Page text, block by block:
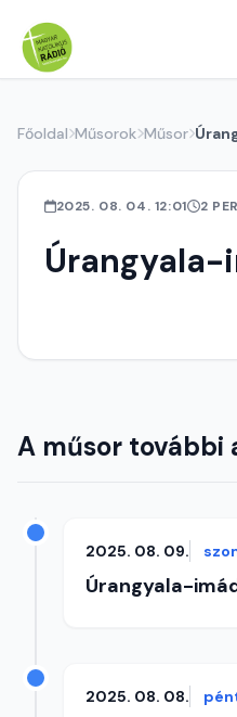
Főoldal Műsorok Műsor
2025. 08. 04. 12:01 2
Úrangyala-
A műsor további
2025. 08. 09.
Úrangyala-
2025. 08. 08.